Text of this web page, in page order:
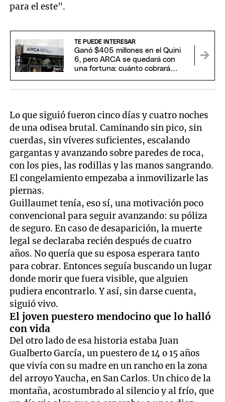
para el este".
TE PUEDE INTERESAR
Ganó $405 millones en el Quini
6, pero ARCA se quedará con
una fortuna: cuánto cobrará
Lo que siguió fueron cinco días y cuatro noches
de una odisea brutal. Caminando sin pico, sin
cuerdas, sin víveres suficientes, escalando
gargantas y avanzando sobre paredes de roca,
con los pies, las rodillas y las manos sangrando.
El congelamiento empezaba a inmovilizarle las
piernas.
Guillaumet tenía, eso sí, una motivación poco
convencional para seguir avanzando: su póliza
de seguro. En caso de desaparición, la muerte
legal se declaraba recién después de cuatro
años. No quería que su esposa esperara tanto
para cobrar. Entonces seguía buscando un lugar
donde morir que fuera visible, que alguien
pudiera encontrarlo. Y así, sin darse cuenta,
siguió vivo.
El joven puestero mendocino que lo halló
con vida
Del otro lado de esa historia estaba Juan
Gualberto García, un puestero de 14 o 15 años
que vivía con su madre en un rancho en la zona
del arroyo Yaucha, en San Carlos. Un chico de la
montaña, acostumbrado al silencio y al frío, que